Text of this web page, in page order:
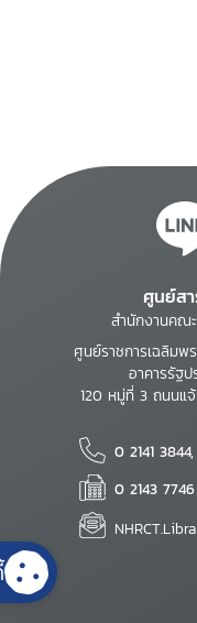
ศูนย์ส
สำนักงานคณ
ศูนย์ราชการเฉลิมพ
อาคารรัฐ
120 หมู่ที่ 3 ถนนแ
0 2141
0 2143 7746